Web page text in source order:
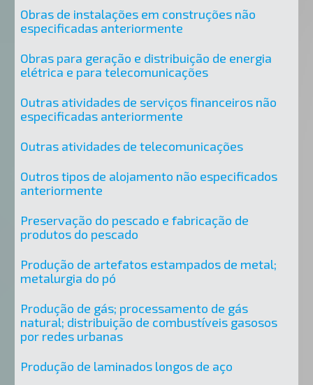
Obras de instalações em construções não
especificadas anteriormente
Obras para geração e distribuição de energia
elétrica e para telecomunicações
Outras atividades de serviços financeiros não
especificadas anteriormente
Outras atividades de telecomunicações
Outros tipos de alojamento não especificados
anteriormente
Preservação do pescado e fabricação de
produtos do pescado
Produção de artefatos estampados de metal;
metalurgia do pó
Produção de gás; processamento de gás
natural; distribuição de combustíveis gasosos
por redes urbanas
Produção de laminados longos de aço